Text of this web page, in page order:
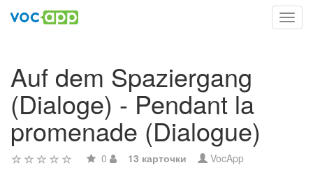
Auf dem Spaziergang
(Dialoge) - Pendant la
promenade (Dialogue)
0 13 карточки VocApp